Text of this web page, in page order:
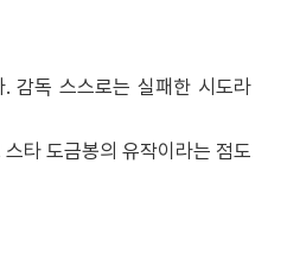
감독 스스로는 실패한 시도라
타 도금봉의 유작이라는 점도